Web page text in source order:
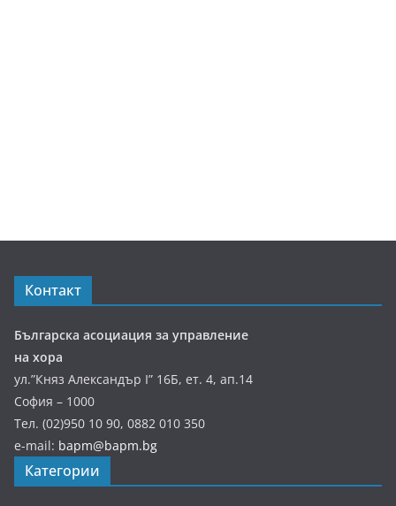
Контакт
Българска асоциация за управление
на хора
ул.”Княз Александър І” 16Б, ет. 4, ап.14
София – 1000
Тел. (02)950 10 90, 0882 010 350
e-mail: bapm@bapm.bg
Категории